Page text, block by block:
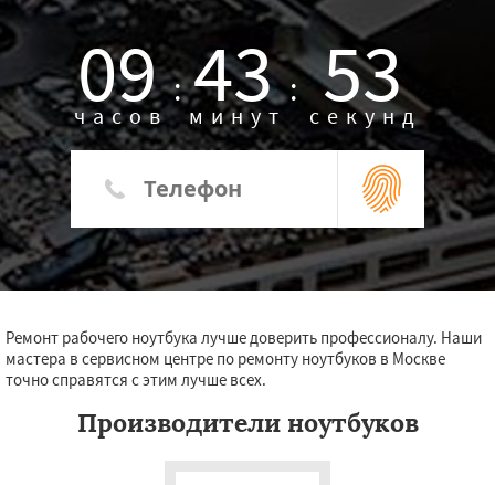
09 :
часов 43 :
минут 52
секунд
Ремонт рабочего ноутбука лучше доверить профессионалу. Наши
мастера в сервисном центре по ремонту ноутбуков в Москве
точно справятся с этим лучше всех.
Производители ноутбуков